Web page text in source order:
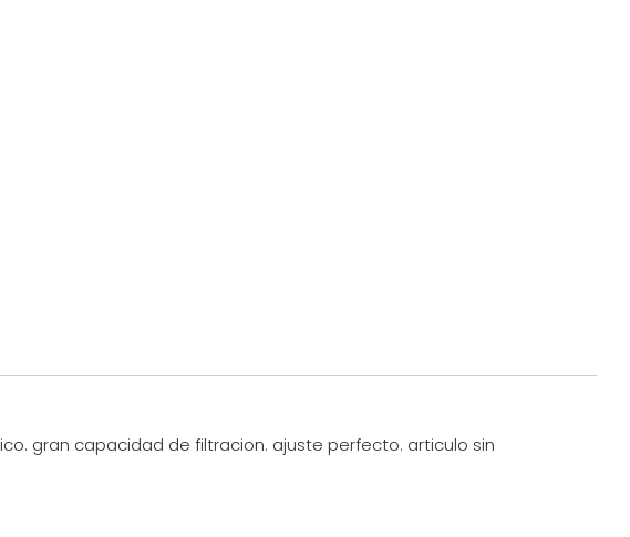
gran capacidad de filtracion. ajuste perfecto. articulo sin